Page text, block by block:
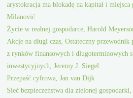
arystokracja ma blokadę na kapitał i miejsca
Milanović
Życie w realnej gospodarce, Harold
Akcje na długi czas, Ostateczny przewodnik
z rynków finansowych i długoterminowych
inwestycyjnych, Jeremy J. Siegel
Przepaść cyfrowa, Jan van Dijk
Sieć bezpieczeństwa dla zielonej